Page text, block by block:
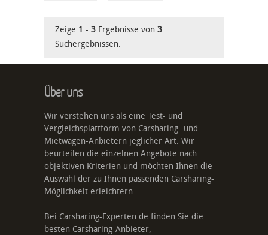
Zeige 1 - 3 Ergebnisse von 3
Suchergebnissen.
Über uns
Wir verstehen uns als eine Test- und
Vergleichsplattform von Carsharing- und
Mietwagen-Anbietern jeglicher Art. Wir
beurteilen die einzelnen Angebote nach
objektiven Kriterien und möchten Ihnen die
Auswahl der zu Ihnen passenden Carsharing-
Möglichkeit erleichtern.
Bei Carsharing-Experten.de finden Sie die
besten Carsharing-Anbieter,